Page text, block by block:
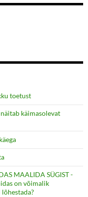
toetust
käimasolevat
MAALIDA SÜGIST -
on võimalik